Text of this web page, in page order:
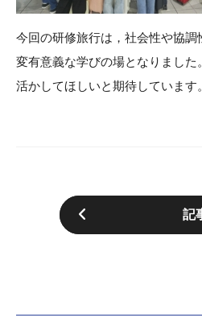
今回の研修旅行は，社会性や協
変有意義な学びの場となりまし
活かしてほしいと期待しています。
記